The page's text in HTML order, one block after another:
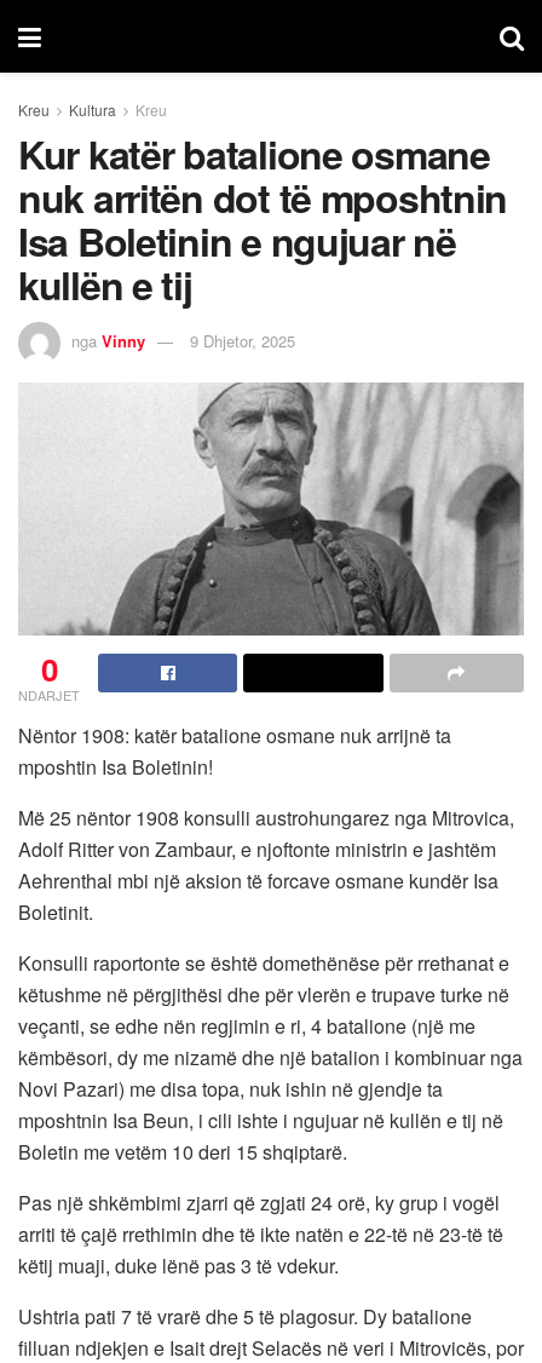
Kreu Kultura Kreu
Kur katër batalione osmane
nuk arritën dot të mposhtnin
Isa Boletinin e ngujuar në
kullën e tij
nga Vinny 9 Dhjetor, 2025
0
NDARJET
Nëntor 1908: katër batalione osmane nuk arrijnë ta
mposhtin Isa Boletinin!
Më 25 nëntor 1908 konsulli austrohungarez nga Mitrovica,
Adolf Ritter von Zambaur, e njoftonte ministrin e jashtëm
Aehrenthal mbi një aksion të forcave osmane kundër Isa
Boletinit.
Konsulli raportonte se është domethënëse për rrethanat e
këtushme në përgjithësi dhe për vlerën e trupave turke në
veçanti, se edhe nën regjimin e ri, 4 batalione (një me
këmbësori, dy me nizamë dhe një batalion i kombinuar nga
Novi Pazari) me disa topa, nuk ishin në gjendje ta
mposhtnin Isa Beun, i cili ishte i ngujuar në kullën e tij në
Boletin me vetëm 10 deri 15 shqiptarë.
Pas një shkëmbimi zjarri që zgjati 24 orë, ky grup i vogël
arriti të çajë rrethimin dhe të ikte natën e 22-të në 23-të të
këtij muaji, duke lënë pas 3 të vdekur.
Ushtria pati 7 të vrarë dhe 5 të plagosur. Dy batalione
filluan ndjekjen e Isait drejt Selacës në veri i Mitrovicës, por